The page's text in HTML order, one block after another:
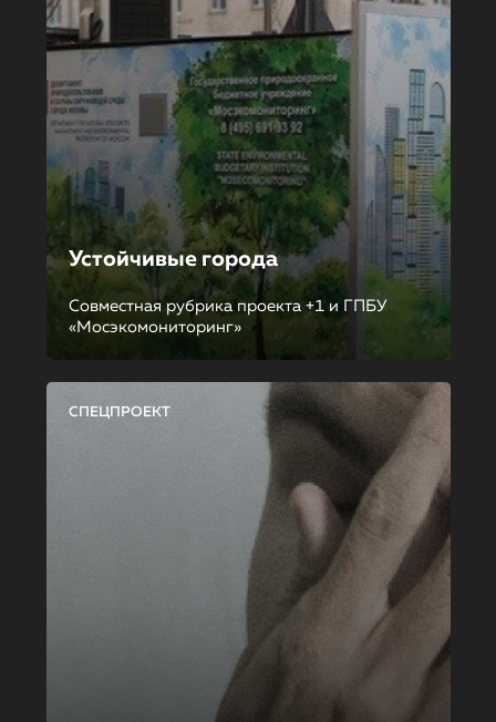
Устойчивые города
Совместная рубрика проекта +1 и ГПБУ
«Мосэкомониторинг»
СПЕЦПРОЕКТ